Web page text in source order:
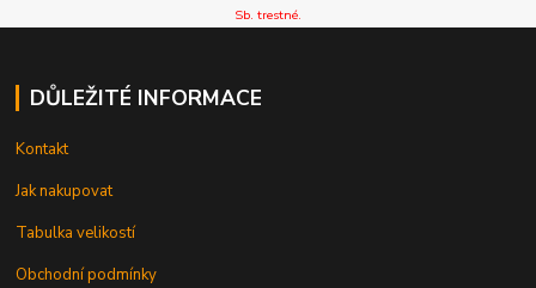
Sb. trestné.
DŮLEŽITÉ INFORMACE
Kontakt
Jak nakupovat
Tabulka velikostí
Obchodní podmínky